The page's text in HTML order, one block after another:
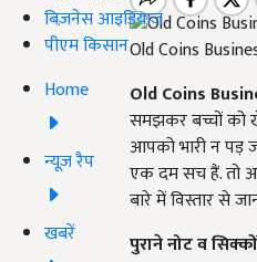
बिज़नेस आइडियाज
पीएम किसान
Home
न्यूज़ रैप
खबरें
Old Coins
Old Coins
समझकर बच्चों को
आपको भारी न पड़
एक दम सच हैं. तो
बारे में विस्तार से
पुराने नोट व